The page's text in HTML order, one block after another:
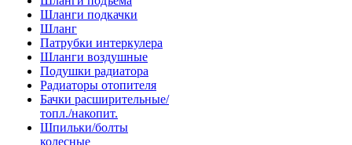
Шланги подкачки
Шланг
Патрубки интеркулера
Шланги воздушные
Подушки радиатора
Радиаторы отопителя
Бачки расширительные/
топл./накопит.
Шпильки/болты
колесные